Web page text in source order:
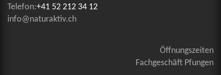
Telefon:+41 52 212 34 12
info@naturaktiv.ch
Öffnungszeiten
Fachgeschäft Pfungen